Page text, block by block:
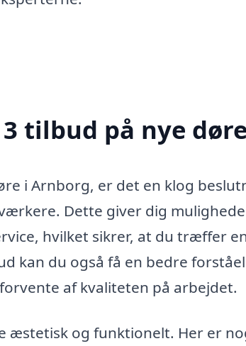
tilbud på nye
i Arnborg, er det en klog
Dette giver dig
hvilket sikrer, at du træffer
kan du også få en bedre
af kvaliteten på arbejdet.
æstetisk og funktionelt. Her er